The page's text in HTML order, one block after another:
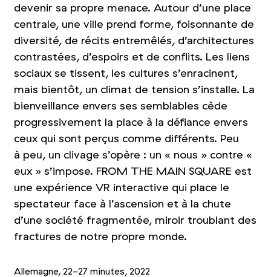
devenir sa propre menace. Autour d’une place
centrale, une ville prend forme, foisonnante de
diversité, de récits entremêlés, d’architectures
contrastées, d’espoirs et de conflits. Les liens
sociaux se tissent, les cultures s’enracinent,
mais bientôt, un climat de tension s’installe. La
bienveillance envers ses semblables cède
progressivement la place à la défiance envers
ceux qui sont perçus comme différents. Peu
à peu, un clivage s’opère : un « nous » contre «
eux » s’impose. FROM THE MAIN SQUARE est
une expérience VR interactive qui place le
spectateur face à l’ascension et à la chute
d’une société fragmentée, miroir troublant des
fractures de notre propre monde.
Allemagne, 22-27 minutes, 2022